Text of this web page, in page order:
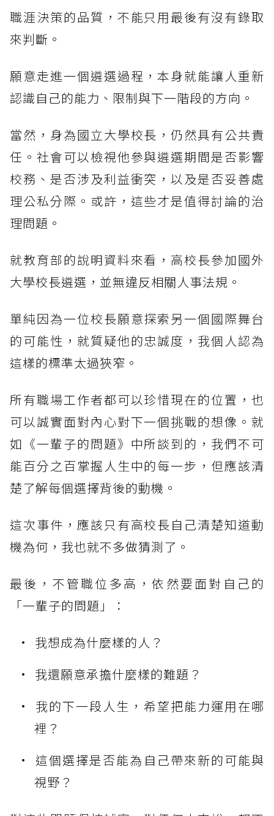
職涯決策的品質，不能只用最後有沒有錄取
來判斷。
願意走進一個遴選過程，本身就能讓人重新
認識自己的能力、限制與下一階段的方向。
當然，身為國立大學校長，仍然具有公共責
任。社會可以檢視他參與遴選期間是否影響
校務、是否涉及利益衝突，以及是否妥善處
理公私分際。或許，這些才是值得討論的治
理問題。
就教育部的說明資料來看，高校長參加國外
大學校長遴選，並無違反相關人事法規。
單純因為一位校長願意探索另一個國際舞台
的可能性，就質疑他的忠誠度，我個人認為
這樣的標準太過狹窄。
所有職場工作者都可以珍惜現在的位置，也
可以誠實面對內心對下一個挑戰的想像。就
如《一輩子的問題》中所談到的，我們不可
能百分之百掌握人生中的每一步，但應該清
楚了解每個選擇背後的動機。
這次事件，應該只有高校長自己清楚知道動
機為何，我也就不多做猜測了。
最後，不管職位多高，依然要面對自己的
「一輩子的問題」：
我想成為什麼樣的人？
我還願意承擔什麼樣的難題？
我的下一段人生，希望把能力運用在哪
裡？
這個選擇是否能為自己帶來新的可能與
視野？